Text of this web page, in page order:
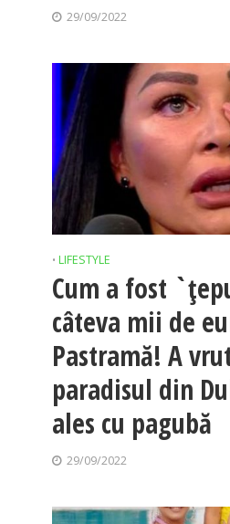
29/09/2022
• LIFESTYLE
Cum a fost
câteva mii de
Pastramă! A
paradisul din
ales cu pagubă
29/09/2022